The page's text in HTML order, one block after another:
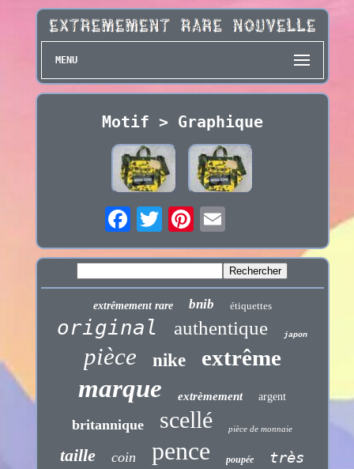
MENU
Motif > Graphique
extrêmement rare bnib étiquettes
original authentique japon
pièce nike extrême
marque extrèmement argent
britannique scellé pièce de monnaie
taille coin pence poupée très